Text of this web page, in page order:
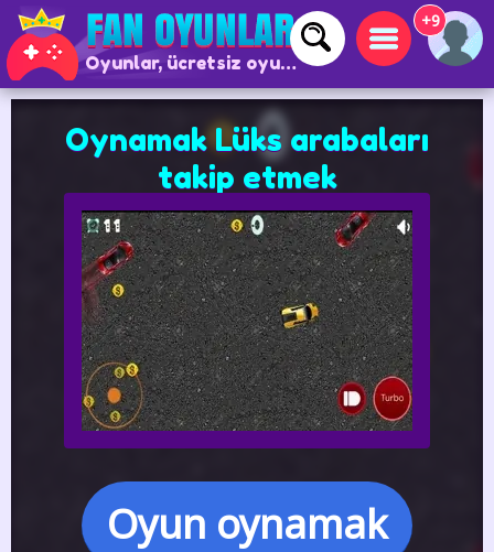
Oyunlar, ücretsiz oyunlar ve çevrimiçi oyunlar
+9
Oynamak Lüks arabaları
takip etmek
Oyun oynamak